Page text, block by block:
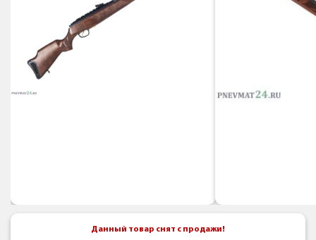
Данный товар снят с продажи!